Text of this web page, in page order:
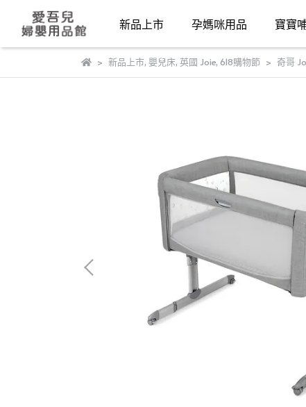
新品上市 孕媽咪用品 寶寶
新品上市, 嬰兒床, 英國 Joie, 618購物節 奇哥